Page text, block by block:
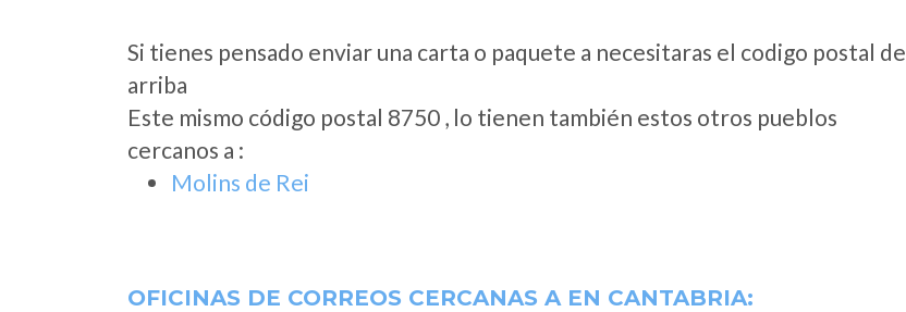
Si tienes pensado enviar una carta o paquete a necesitaras el codigo postal de
arriba
Este mismo código postal 8750 , lo tienen también estos otros pueblos
cercanos a :
Molins de Rei
OFICINAS DE CORREOS CERCANAS A EN CANTABRIA: